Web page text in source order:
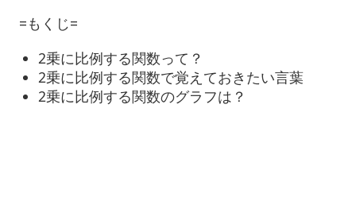
=もくじ=
2乗に比例する関数って？
2乗に比例する関数で覚えておきたい言葉
2乗に比例する関数のグラフは？